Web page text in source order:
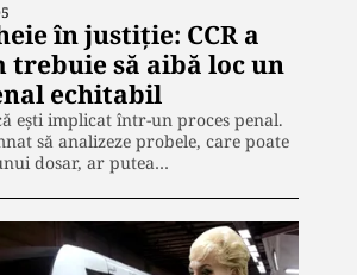
în justiție: CCR a
trebuie să aibă loc un
echitabil
ești implicat într-un proces penal.
să analizeze probele, care poate
dosar, ar putea…